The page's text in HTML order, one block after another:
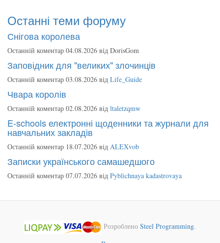
Останні теми форуму
Снігова королева
Останній коментар 04.08.2026 від DorisGom
Заповідник для "великих" злочинців
Останній коментар 03.08.2026 від Life_Guide
Чвара королів
Останній коментар 02.08.2026 від ltaletzqmw
E-schools електронні щоденники та журнали для
навчальних закладів
Останній коментар 18.07.2026 від ALEXvob
Записки українського самашедшого
Останній коментар 07.07.2026 від Pyblichnaya kadastrovaya
Розроблено Steel Programming.